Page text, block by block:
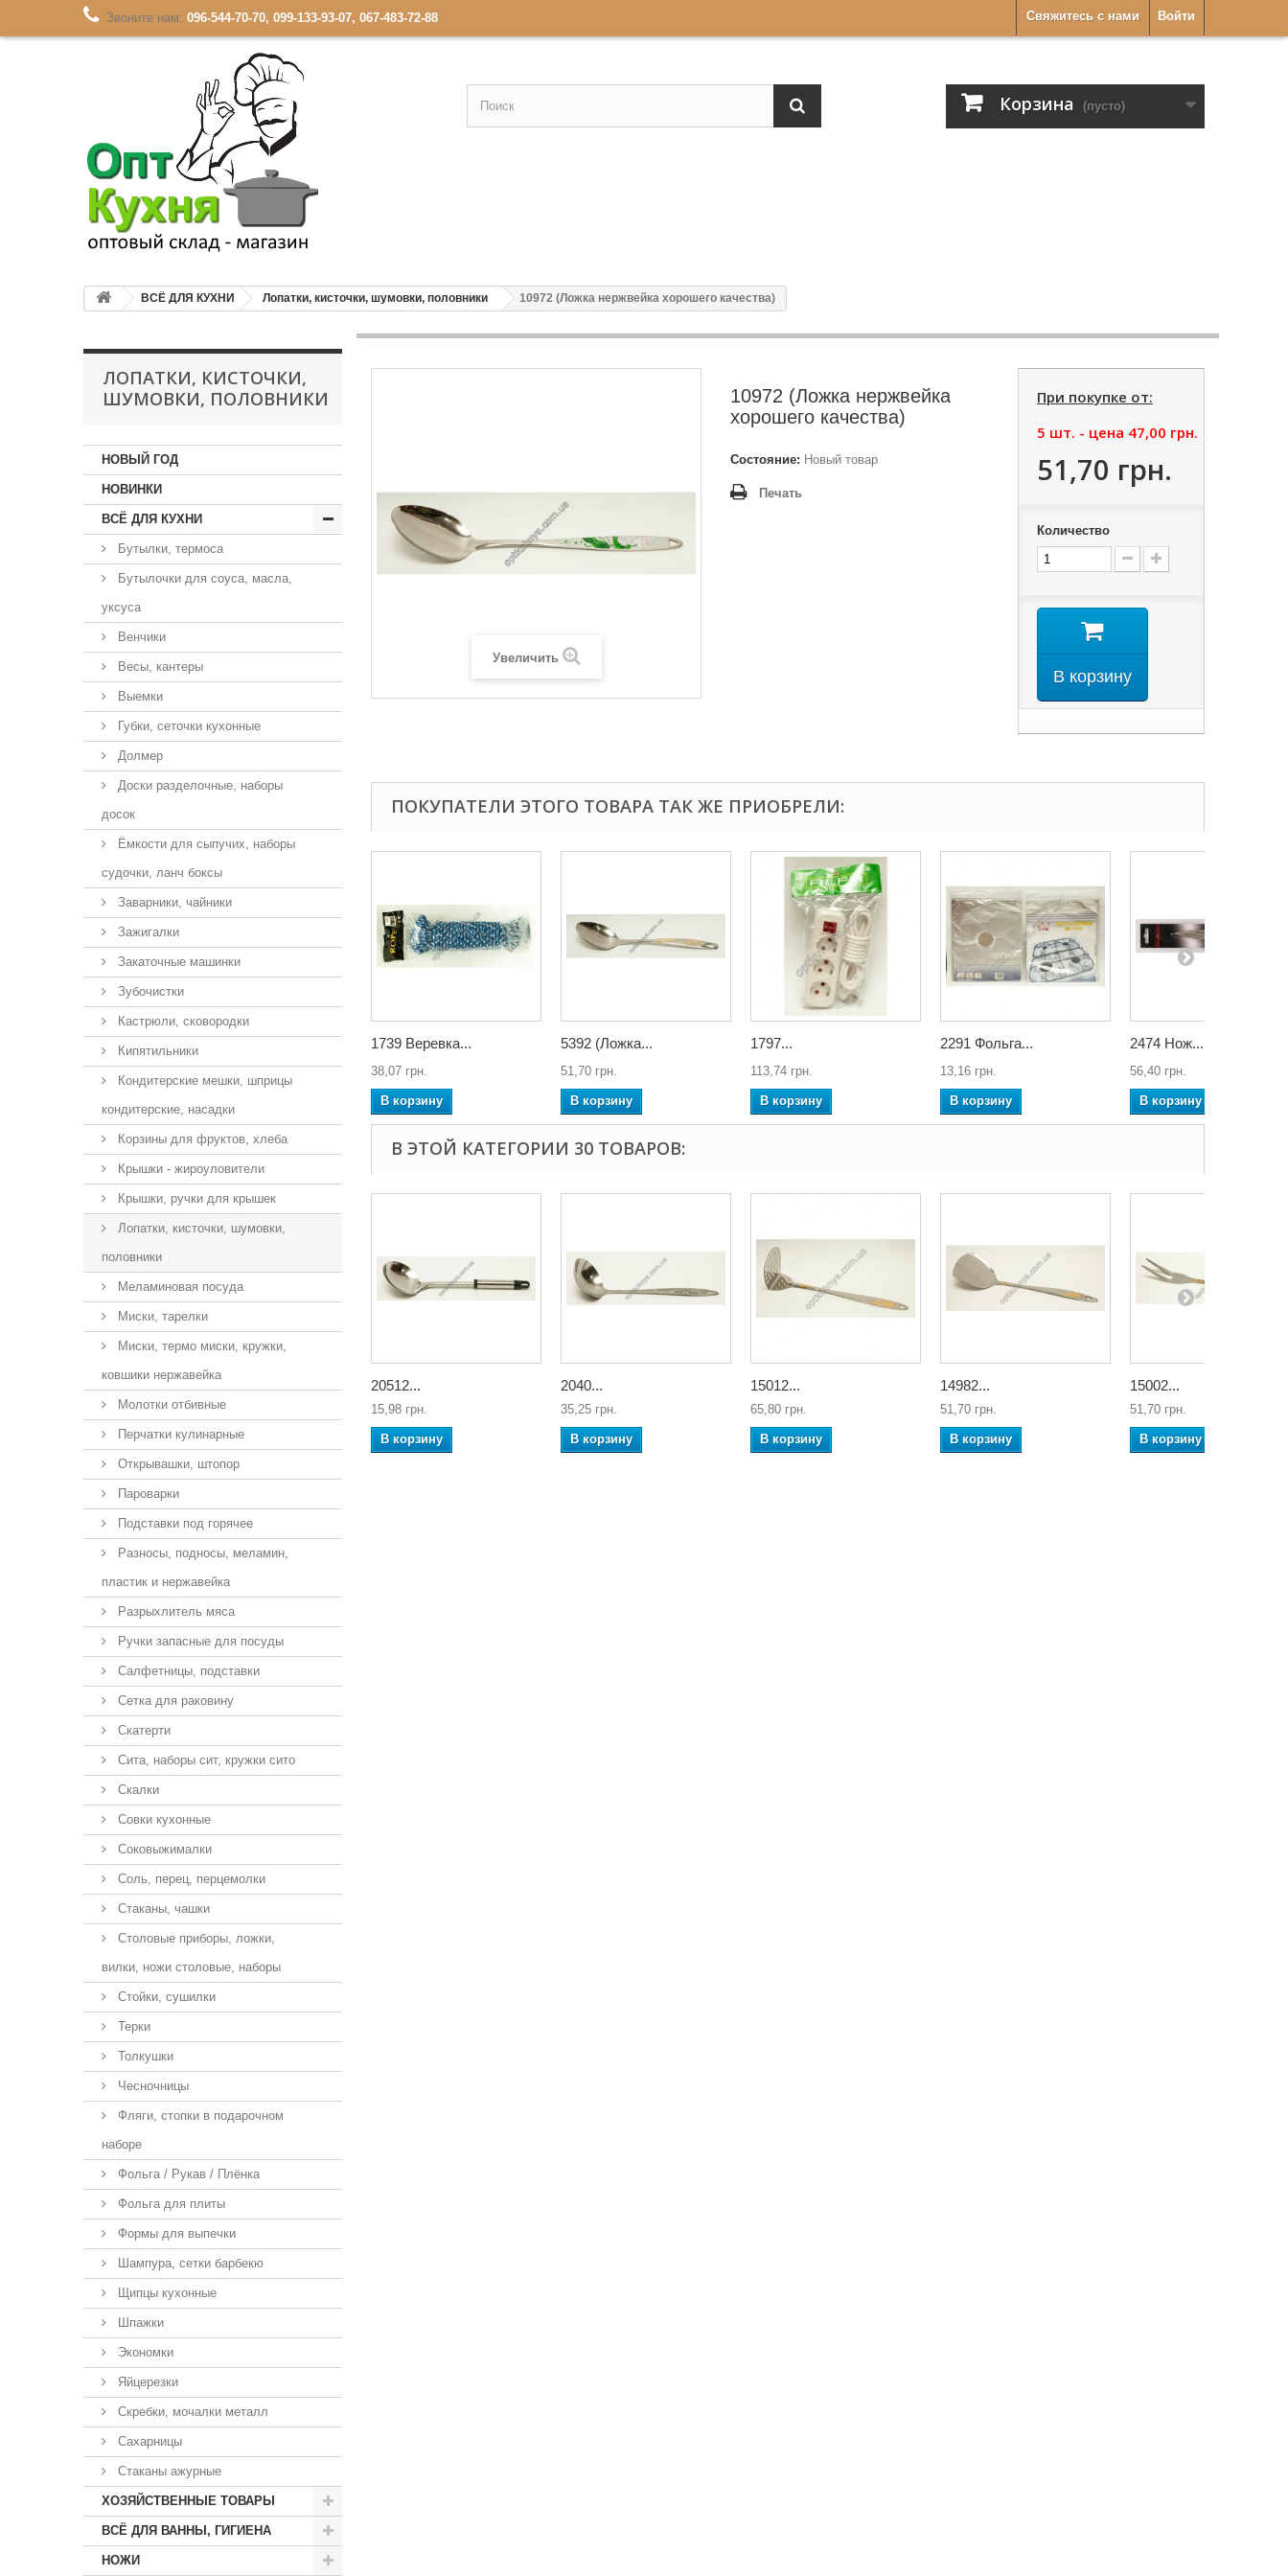
Войти
Свяжитесь с нами
Звоните нам: 096-544-70-70, 099-133-93-07, 067-483-72-88
Корзина (пусто)
ВСЁ ДЛЯ КУХНИ Лопатки, кисточки, шумовки, половники 10972 (Ложка нержвейка хорошего качества)
ЛОПАТКИ, КИСТОЧКИ,
ШУМОВКИ, ПОЛОВНИКИ
НОВЫЙ ГОД
НОВИНКИ
ВСЁ ДЛЯ КУХНИ
Бутылки, термоса
Бутылочки для соуса, масла,
уксуса
Венчики
Весы, кантеры
Выемки
Губки, сеточки кухонные
Долмер
Доски разделочные, наборы
досок
Ёмкости для сыпучих, наборы
судочки, ланч боксы
Заварники, чайники
Зажигалки
Закаточные машинки
Зубочистки
Кастрюли, сковородки
Кипятильники
Кондитерские мешки, шприцы
кондитерские, насадки
Корзины для фруктов, хлеба
Крышки - жироуловители
Крышки, ручки для крышек
Лопатки, кисточки, шумовки,
половники
Меламиновая посуда
Миски, тарелки
Миски, термо миски, кружки,
ковшики нержавейка
Молотки отбивные
Перчатки кулинарные
Открывашки, штопор
Пароварки
Подставки под горячее
Разносы, подносы, меламин,
пластик и нержавейка
Разрыхлитель мяса
Ручки запасные для посуды
Салфетницы, подставки
Сетка для раковину
Скатерти
Сита, наборы сит, кружки сито
Скалки
Совки кухонные
Соковыжималки
Соль, перец, перцемолки
Стаканы, чашки
Столовые приборы, ложки,
вилки, ножи столовые, наборы
Стойки, сушилки
Терки
Толкушки
Чесночницы
Фляги, стопки в подарочном
наборе
Фольга / Рукав / Плёнка
Фольга для плиты
Формы для выпечки
Шампура, сетки барбекю
Щипцы кухонные
Шпажки
Экономки
Яйцерезки
Скребки, мочалки металл
Сахарницы
Стаканы ажурные
ХОЗЯЙСТВЕННЫЕ ТОВАРЫ
ВСЁ ДЛЯ ВАННЫ, ГИГИЕНА
НОЖИ
Увеличить
10972 (Ложка нержвейка
хорошего качества)
Состояние: Новый товар
Печать
При покупке от:
5 шт. - цена 47,00 грн.
51,70 грн.
Количество
В корзину
ПОКУПАТЕЛИ ЭТОГО ТОВАРА ТАК ЖЕ ПРИОБРЕЛИ:
1739 Веревка...
38,07 грн.
В корзину
5392 (Ложка...
51,70 грн.
В корзину
1797...
113,74 грн.
В корзину
2291 Фольга...
13,16 грн.
В корзину
2474 Нож...
56,40 грн.
В корзину
В ЭТОЙ КАТЕГОРИИ 30 ТОВАРОВ:
20512...
15,98 грн.
В корзину
2040...
35,25 грн.
В корзину
15012...
65,80 грн.
В корзину
14982...
51,70 грн.
В корзину
15002...
51,70 грн.
В корзину